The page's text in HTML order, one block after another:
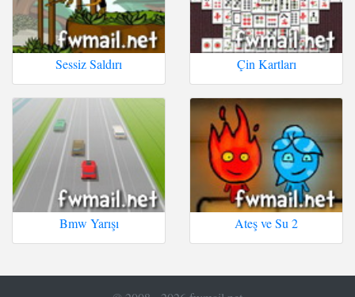
Sessiz Saldırı Çin Kartları
Bmw Yarışı Ateş ve Su 2